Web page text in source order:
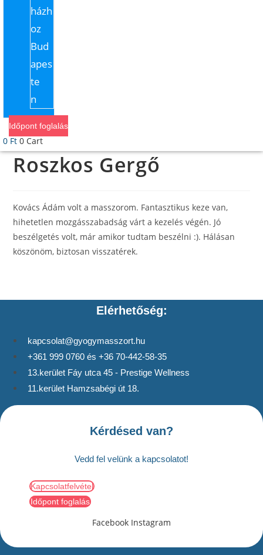
házh
oz
Bud
apes
te
n
Időpont foglalás
0 Ft 0 Cart
Roszkos Gergő
Kovács Ádám volt a masszorom. Fantasztikus keze van,
hihetetlen mozgásszabadság várt a kezelés végén. Jó
beszélgetés volt, már amikor tudtam beszélni :). Hálásan
köszönöm, biztosan visszatérek.
Elérhetőség:
kapcsolat@gyogymasszort.hu
+361 999 0760 és +36 70-442-58-35
13.kerület Fáy utca 45 - Prestige Wellness
11.kerület Hamzsabégi út 18.
Kérdésed van?
Vedd fel velünk a kapcsolatot!
Kapcsolatfelvétel
Időpont foglalás
Facebook Instagram